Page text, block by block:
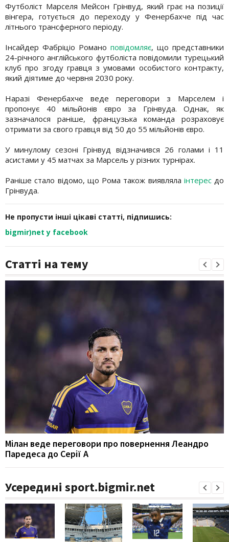
Футболіст Марселя Мейсон Грінвуд, який грає на позиції
вінгера, готується до переходу у Фенербахче під час
літнього трансферного періоду.
Інсайдер Фабріціо Романо повідомляє, що представники
24-річного англійського футболіста повідомили турецький
клуб про згоду гравця з умовами особистого контракту,
який діятиме до червня 2030 року.
Наразі Фенербахче веде переговори з Марселем і
пропонує 40 мільйонів євро за Грінвуда. Однак, як
зазначалося раніше, французька команда розраховує
отримати за свого гравця від 50 до 55 мільйонів євро.
У минулому сезоні Грінвуд відзначився 26 голами і 11
асистами у 45 матчах за Марсель у різних турнірах.
Раніше стало відомо, що Рома також виявляла інтересдо
Грінвуда.
Не пропусти інші цікаві статті, підпишись:
bigmir)net у facebook
Статті на тему
Мілан веде переговори про повернення Леандро
Паредеса до Серії А
Усередині sport.bigmir.net